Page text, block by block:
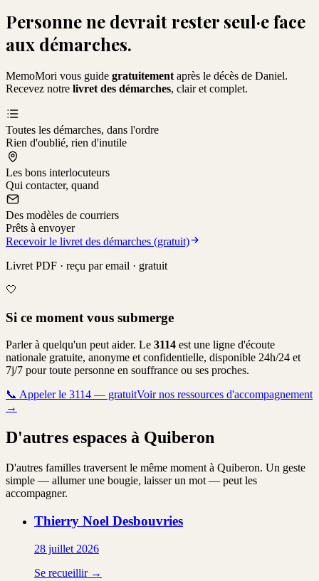
Personne ne devrait rester seul·e face
aux démarches.
MemoMori vous guide gratuitement après le décès de Daniel.
Recevez notre livret des démarches, clair et complet.
Toutes les démarches, dans l'ordre
Rien d'oublié, rien d'inutile
Les bons interlocuteurs
Qui contacter, quand
Des modèles de courriers
Prêts à envoyer
Recevoir le livret des démarches (gratuit)
Livret PDF · reçu par email · gratuit
🤍
Si ce moment vous submerge
Parler à quelqu'un peut aider. Le 3114 est une ligne d'écoute
nationale gratuite, anonyme et confidentielle, disponible 24h/24 et
7j/7 pour toute personne en souffrance ou ses proches.
📞 Appeler le 3114 — gratuitVoir nos ressources d'accompagnement
→
D'autres espaces à Quiberon
D'autres familles traversent le même moment à Quiberon. Un geste
simple — allumer une bougie, laisser un mot — peut les
accompagner.
Thierry Noel Desbouvries
28 juillet 2026
Se recueillir →